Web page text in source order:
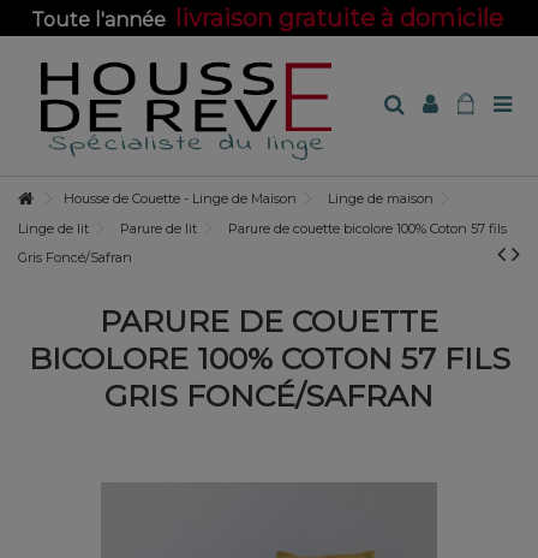
Toute l'année livraison gratuite à domicile
Housse de Couette - Linge de Maison
Linge de maison
Linge de lit
Parure de lit
Parure de couette bicolore 100% Coton 57 fils
Gris Foncé/Safran
PARURE DE COUETTE
BICOLORE 100% COTON 57 FILS
GRIS FONCÉ/SAFRAN